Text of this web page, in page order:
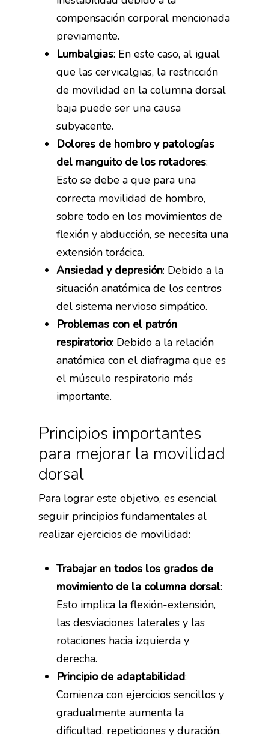
compensación corporal mencionada
previamente.
Lumbalgias: En este caso, al igual
que las cervicalgias, la restricción
de movilidad en la columna dorsal
baja puede ser una causa
subyacente.
Dolores de hombro y patologías
del manguito de los rotadores:
Esto se debe a que para una
correcta movilidad de hombro,
sobre todo en los movimientos de
flexión y abducción, se necesita una
extensión torácica.
Ansiedad y depresión: Debido a la
situación anatómica de los centros
del sistema nervioso simpático.
Problemas con el patrón
respiratorio: Debido a la relación
anatómica con el diafragma que es
el músculo respiratorio más
importante.
Principios importantes
para mejorar la movilidad
dorsal
Para lograr este objetivo, es esencial
seguir principios fundamentales al
realizar ejercicios de movilidad:
Trabajar en todos los grados de
movimiento de la columna dorsal:
Esto implica la flexión-extensión,
las desviaciones laterales y las
rotaciones hacia izquierda y
derecha.
Principio de adaptabilidad:
Comienza con ejercicios sencillos y
gradualmente aumenta la
dificultad, repeticiones y duración.
Fisioterapia manual –
Punción seca
Terapia miofascial
Quiénes somos
Instalaciones
Pilates